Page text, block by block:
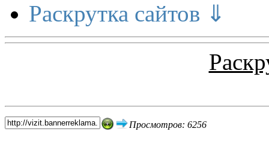
Раскрутка сайтов ⇓
Просмотров: 6256